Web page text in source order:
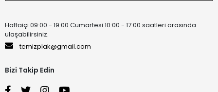
Haftaiçi 09:00 - 19:00 Cumartesi 10:00 - 17:00 saatleri arasında
ulaşabilirsiniz.
temizplak@gmail.com
Bizi Takip Edin